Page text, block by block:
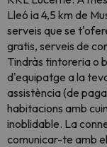
Lleó ia 4,5 km de
serveis que se
gratis, serveis de
Tindràs tintoreria o
d'equipatge a la
assistència (de
habitacions amb
inoblidable. La
comunicar-te amb